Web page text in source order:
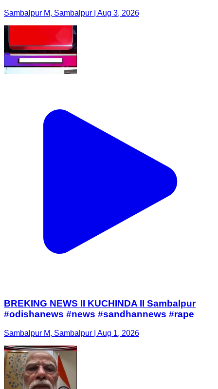
Sambalpur M, Sambalpur | Aug 3, 2026
BREKING NEWS II KUCHINDA II Sambalpur
#odishanews #news #sandhannews #rape
Sambalpur M, Sambalpur | Aug 1, 2026